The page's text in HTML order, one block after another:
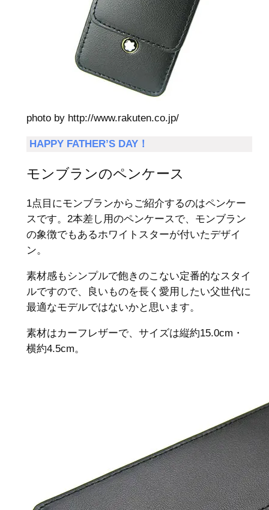
photo by http://www.rakuten.co.jp/
HAPPY FATHER’S DAY！
モンブランのペンケース
1点目にモンブランからご紹介するのはペンケー
スです。2本差し用のペンケースで、モンブラン
の象徴でもあるホワイトスターが付いたデザイ
ン。
素材感もシンプルで飽きのこない定番的なスタイ
ルですので、良いものを長く愛用したい父世代に
最適なモデルではないかと思います。
素材はカーフレザーで、サイズは縦約15.0cm・
横約4.5cm。